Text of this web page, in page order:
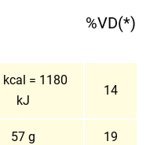
%VD(*)
kcal = 1180
kJ
14
57 g 19